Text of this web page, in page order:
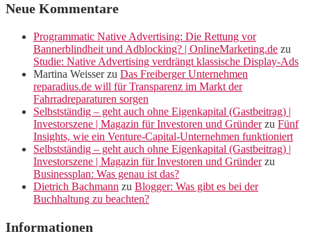
Neue Kommentare
Programmatic Native Advertising: Die Rettung vor
Bannerblindheit und Adblocking? | OnlineMarketing.de zu
Studie: Native Advertising verdrängt klassische Display-Ads
Martina Weisserzu Das Freiberger Unternehmen
reparadius.de will für Transparenz im Markt der
Fahrradreparaturen sorgen
Selbstständig – geht auch ohne Eigenkapital (Gastbeitrag) |
Investorszene | Magazin für Investoren und Gründerzu Fünf
Insights, wie ein Venture-Capital-Unternehmen funktioniert
Selbstständig – geht auch ohne Eigenkapital (Gastbeitrag) |
Investorszene | Magazin für Investoren und Gründerzu
Businessplan: Was genau ist das?
Dietrich Bachmann zu Blogger: Was gibt es bei der
Buchhaltung zu beachten?
Informationen